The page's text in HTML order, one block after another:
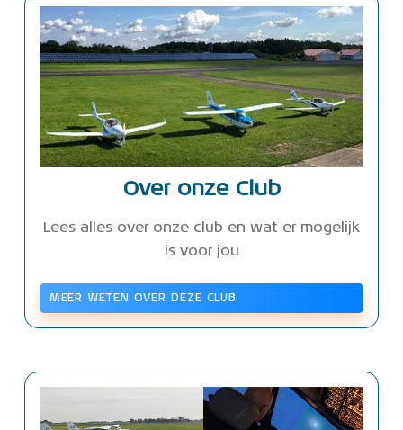
Over onze Club
Lees alles over onze club en wat er mogelijk
is voor jou
MEER WETEN OVER DEZE CLUB